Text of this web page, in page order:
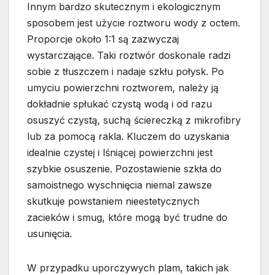
Innym bardzo skutecznym i ekologicznym
sposobem jest użycie roztworu wody z octem.
Proporcje około 1:1 są zazwyczaj
wystarczające. Taki roztwór doskonale radzi
sobie z tłuszczem i nadaje szkłu połysk. Po
umyciu powierzchni roztworem, należy ją
dokładnie spłukać czystą wodą i od razu
osuszyć czystą, suchą ściereczką z mikrofibry
lub za pomocą rakla. Kluczem do uzyskania
idealnie czystej i lśniącej powierzchni jest
szybkie osuszenie. Pozostawienie szkła do
samoistnego wyschnięcia niemal zawsze
skutkuje powstaniem nieestetycznych
zacieków i smug, które mogą być trudne do
usunięcia.
W przypadku uporczywych plam, takich jak